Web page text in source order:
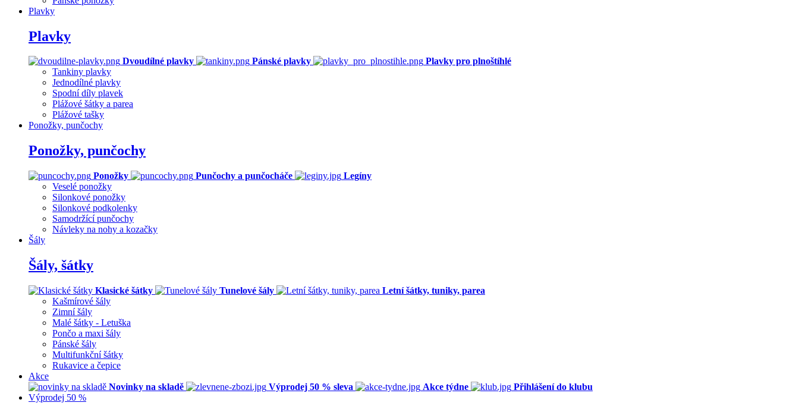
Plavky
Plavky
Dvoudílné plavky Pánské plavky
Plavky pro plnoštíhlé
Tankiny plavky
Jednodílné plavky
Spodní díly plavek
Plážové šátky a parea
Plážové tašky
Ponožky, punčochy
Ponožky, punčochy
Ponožky Punčochy a punčocháče
Legíny
Veselé ponožky
Silonkové ponožky
Silonkové podkolenky
Samodržící punčochy
Návleky na nohy a kozačky
Šály
Šály, šátky
Klasické šátky Tunelové šály
Letní šátky, tuniky, parea
Kašmírové šály
Zimní šály
Malé šátky - Letuška
Pončo a maxi šály
Pánské šály
Multifunkční šátky
Rukavice a čepice
Akce
Novinky na skladě
Výprodej 50 % sleva Akce týdne
Přihlášení do klubu
Výprodej 50 %